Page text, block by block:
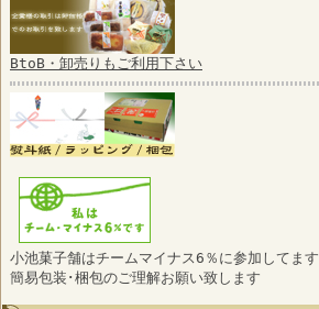
BtoB・卸売りもご利用下さい
小池菓子舗はチームマイナス6％に参加してます
簡易包装･梱包のご理解お願い致します